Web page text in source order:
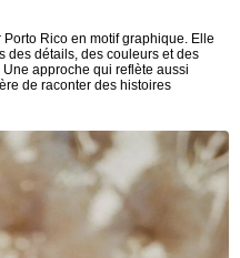
Rico en motif graphique. Elle
des détails, des couleurs et des
approche qui reflète aussi
de raconter des histoires